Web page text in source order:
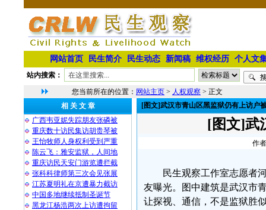
网站首页 民生简介 民生动态 新闻稿 维权经历 个人文
站内搜索：
您当前所在的位置： 网站主页 > 人权观察 > 正文
相 关 文 章
广西韦亚妮失踪朋友张磷被
重庆数十访民集访胡贵琴被
王怡牧师人身权利受到严重
陈云飞：雅安监狱，人间地
重庆访民天安门游览遭拦截
张科科律师第三次会见张展
江苏夏明礼在京遭暴力截访
中国多地继续抵制圣诞节
黑龙江杨浩两次上访遭拘留
[图文]武汉市青山区黑监狱仍有上访户
[图文]武
作
民生观察工作室志愿者
友曝光。图中建筑是武汉市
让探视、通信，不是监狱胜